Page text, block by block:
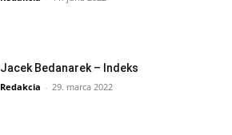
Jacek Bedanarek – Indeks
Redakcia - 29. marca 2022